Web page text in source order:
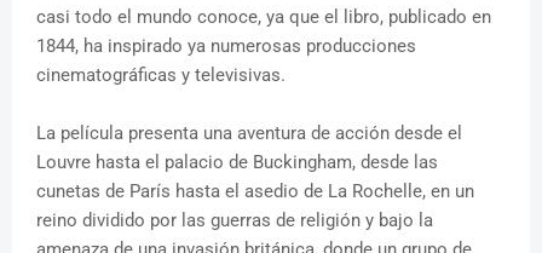
casi todo el mundo conoce, ya que el libro, publicado en
1844, ha inspirado ya numerosas producciones
cinematográficas y televisivas.
La película presenta una aventura de acción desde el
Louvre hasta el palacio de Buckingham, desde las
cunetas de París hasta el asedio de La Rochelle, en un
reino dividido por las guerras de religión y bajo la